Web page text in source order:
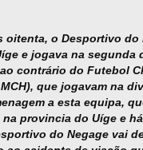
o Desportivo do
e jogava na segunda
contrário do Futebol
que jogavam na
a esta equipa,
provincia do Uíge e
do Negage vai